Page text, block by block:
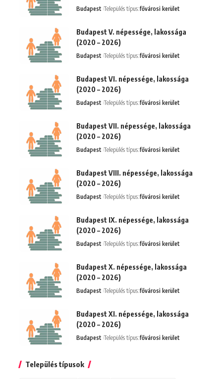
Budapest Település típus:fővárosi kerület
Budapest V. népessége, lakossága
(2020 – 2026)
Budapest Település típus:fővárosi kerület
Budapest VI. népessége, lakossága
(2020 – 2026)
Budapest Település típus:fővárosi kerület
Budapest VII. népessége, lakossága
(2020 – 2026)
Budapest Település típus:fővárosi kerület
Budapest VIII. népessége, lakossága
(2020 – 2026)
Budapest Település típus:fővárosi kerület
Budapest IX. népessége, lakossága
(2020 – 2026)
Budapest Település típus:fővárosi kerület
Budapest X. népessége, lakossága
(2020 – 2026)
Budapest Település típus:fővárosi kerület
Budapest XI. népessége, lakossága
(2020 – 2026)
Budapest Település típus:fővárosi kerület
Település típusok